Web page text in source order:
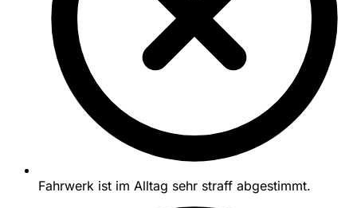
Fahrwerk ist im Alltag sehr straff abgestimmt.